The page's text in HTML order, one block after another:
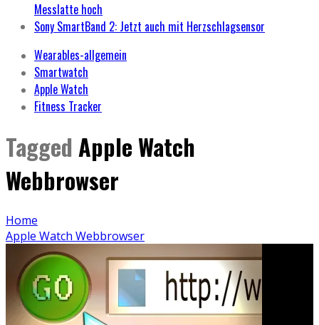
Messlatte hoch
Sony SmartBand 2: Jetzt auch mit Herzschlagsensor
Wearables-allgemein
Smartwatch
Apple Watch
Fitness Tracker
Tagged Apple Watch
Webbrowser
Home
Apple Watch Webbrowser